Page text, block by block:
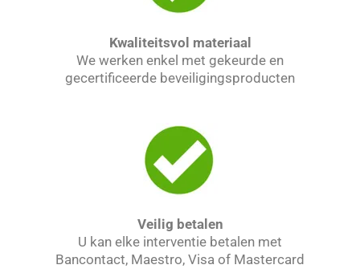
Kwaliteitsvol materiaal
We werken enkel met gekeurde en
gecertificeerde beveiligingsproducten
Veilig betalen
U kan elke interventie betalen met
Bancontact, Maestro, Visa of Mastercard